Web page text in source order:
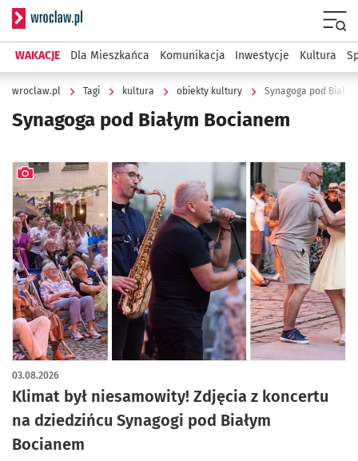
Serwis informacyjny wroclaw.pl
WAKACJE Dla Mieszkańca Komunikacja Inwestycje Kultura
wroclaw.pl Tagi kultura obiekty kultury Synagoga pod
Synagoga pod Białym Bocianem
Klimat był niesamowity! Zdjęcia z koncertu
na dziedzińcu Synagogi pod Białym
Bocianem
03.08.2026
artykuł z galerią zdjęć